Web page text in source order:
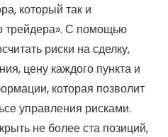
который так и
трейдера». С помощью
риски на сделку,
цену каждого пункта и
которая позволит
управления рисками.
не более ста позиций,